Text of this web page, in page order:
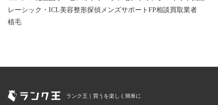
レーシック・ICL美容整形探偵 メンズサポート FP相談買取業者
植毛
ランク王｜買うを楽しく簡単に